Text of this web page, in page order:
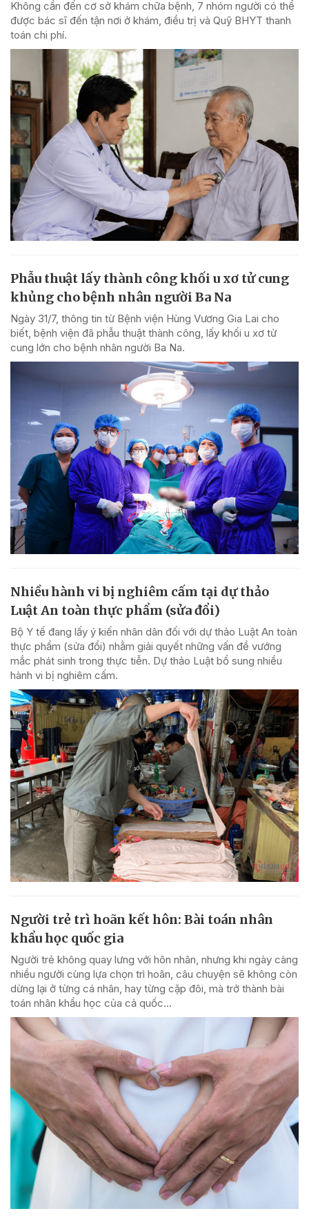
Không cần đến cơ sở khám chữa bệnh, 7 nhóm người có thể
được bác sĩ đến tận nơi ở khám, điều trị và Quỹ BHYT thanh
toán chi phí.
Phẫu thuật lấy thành công khối u xơ tử cung
khủng cho bệnh nhân người Ba Na
Ngày 31/7, thông tin từ Bệnh viện Hùng Vương Gia Lai cho
biết, bệnh viện đã phẫu thuật thành công, lấy khối u xơ tử
cung lớn cho bệnh nhân người Ba Na.
Nhiều hành vi bị nghiêm cấm tại dự thảo
Luật An toàn thực phẩm (sửa đổi)
Bộ Y tế đang lấy ý kiến nhân dân đối với dự thảo Luật An toàn
thực phẩm (sửa đổi) nhằm giải quyết những vấn đề vướng
mắc phát sinh trong thực tiễn. Dự thảo Luật bổ sung nhiều
hành vi bị nghiêm cấm.
Người trẻ trì hoãn kết hôn: Bài toán nhân
khẩu học quốc gia
Người trẻ không quay lưng với hôn nhân, nhưng khi ngày càng
nhiều người cùng lựa chọn trì hoãn, câu chuyện sẽ không còn
dừng lại ở từng cá nhân, hay từng cặp đôi, mà trở thành bài
toán nhân khẩu học của cả quốc...